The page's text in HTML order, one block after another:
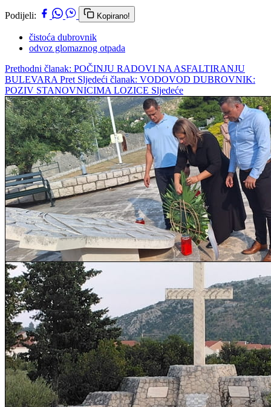
Podijeli: Kopirano!
čistoća dubrovnik
odvoz glomaznog otpada
Prethodni članak: POČINJU RADOVI NA ASFALTIRANJU
BULEVARA Pret Sljedeći članak: VODOVOD DUBROVNIK:
POZIV STANOVNICIMA LOZICE Sljedeće